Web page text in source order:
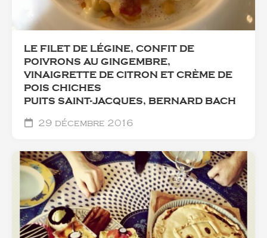
LE FILET DE LÉGINE, CONFIT DE
POIVRONS AU GINGEMBRE,
VINAIGRETTE DE CITRON ET CRÈME DE
POIS CHICHES
PUITS SAINT-JACQUES, BERNARD BACH
29 décembre 2016